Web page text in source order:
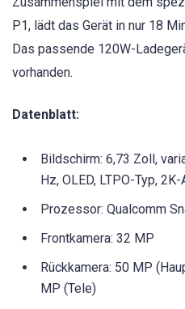
P1, lädt das Gerät in nur 18
Das passende 120W-
vorhanden.
Datenblatt:
Bildschirm: 6,73 Zoll,
Hz, OLED, LTPO-Typ,
Prozessor: Qualcomm
Frontkamera: 32 MP
Rückkamera: 50 MP
MP (Tele)